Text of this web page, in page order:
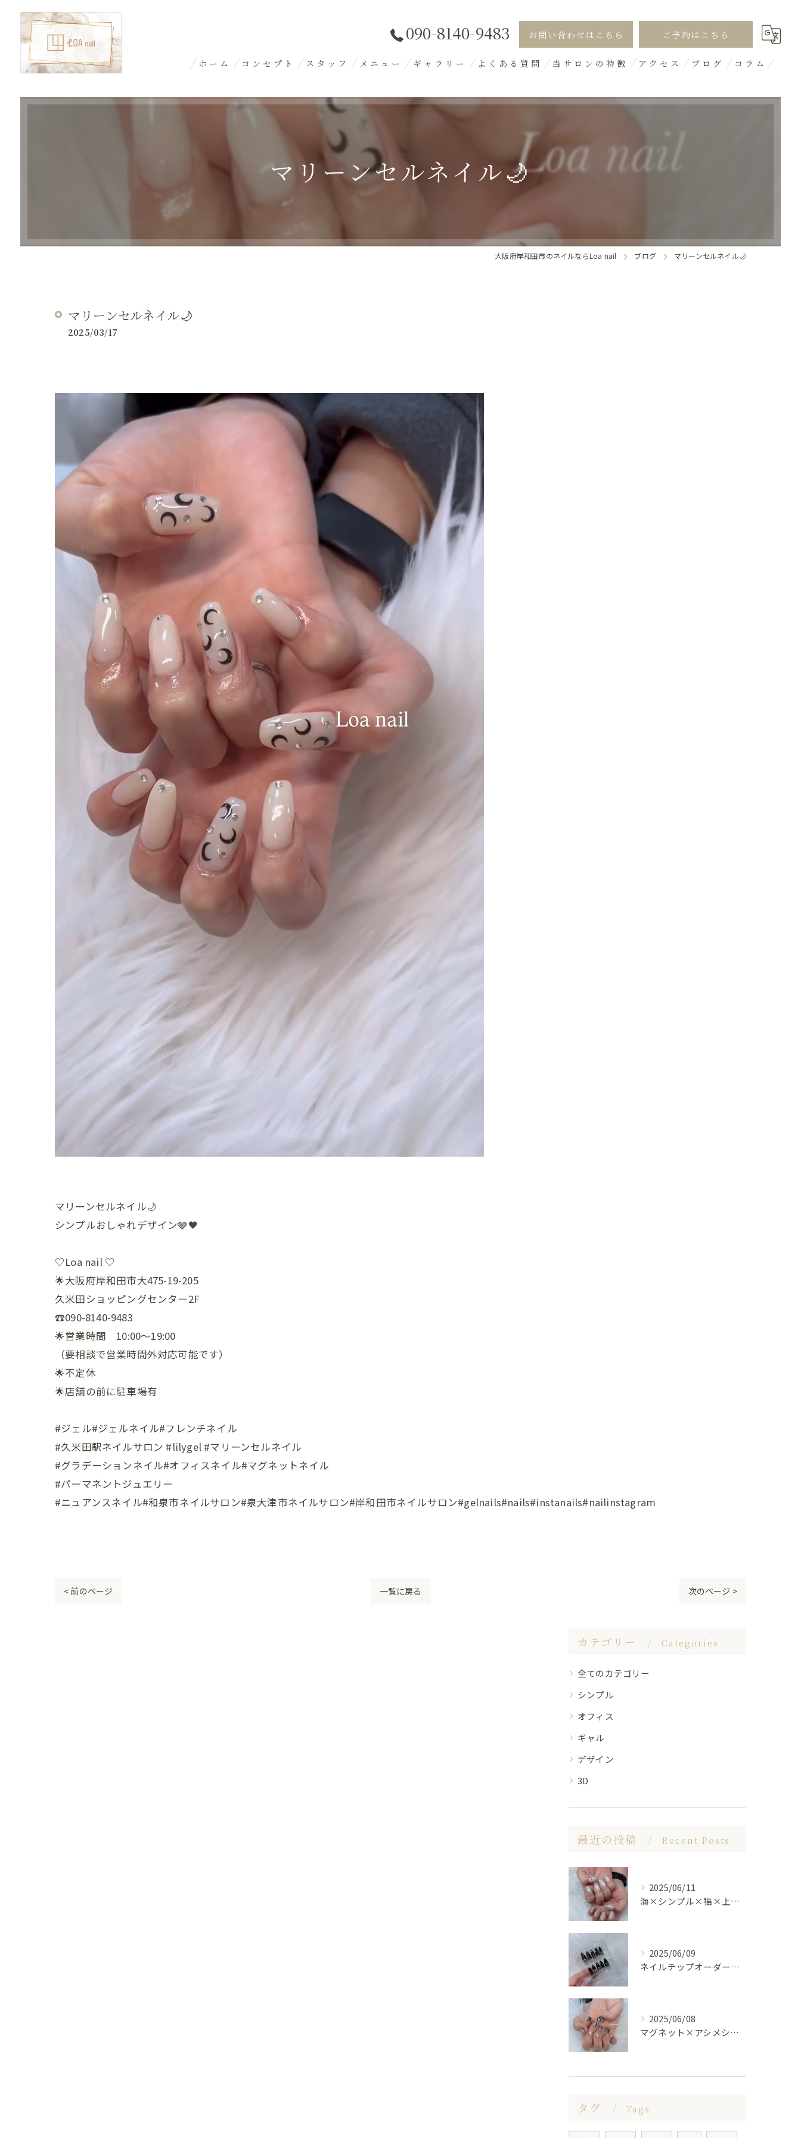
090-8140-9483 お問い合わせはこちら ご予約はこちら
ホーム コンセプト スタッフ メニュー ギャラリー よくある質問 当サロンの特徴
シンプル
ギャル
アクセス ブログ コラム
マリーンセルネイル🌙
大阪府岸和田市のネイルならLoa nail ブログ マリーンセルネイル🌙
マリーンセルネイル🌙
2025/03/17
マリーンセルネイル🌙
シンプルおしゃれデザイン🩶🖤
♡Loa nail ♡
🌟大阪府岸和田市大475-19-205
久米田ショッピングセンター2F
☎️090-8140-9483
🌟営業時間 10:00〜19:00
（要相談で営業時間外対応可能です）
🌟不定休
🌟店舗の前に駐車場有
#ジェル#ジェルネイル#フレンチネイル
#久米田駅ネイルサロン #lilygel #マリーンセルネイル
#グラデーションネイル#オフィスネイル#マグネットネイル
#パーマネントジュエリー
#ニュアンスネイル#和泉市ネイルサロン#泉大津市ネイルサロン#岸和田市ネイルサロン#gelnails#nails#instanails#nailinstagram
< 前のページ 一覧に戻る 次のページ >
カテゴリー Categories
全てのカテゴリー
シンプル
オフィス
ギャル
デザイン
3D
最近の投稿 Recent Posts
2025/06/11
海×シンプル×猫×上品 nail🐈🐚✨
2025/06/09
ネイルチップオーダー受け付けてます😊🤍
2025/06/08
マグネット×アシメシルバー nail🤍🩶
タグ Tags